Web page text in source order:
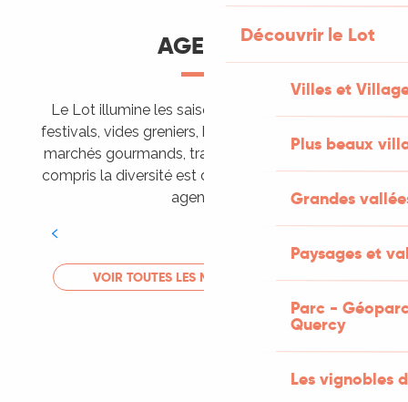
Découvrir le Lot
Villes et
Plus beaux
Grandes
Paysages et
Parc -
Quercy
Les vignobles
AGENDA
Le Lot illumine les saisons de ses animations :
festivals, vides greniers, brocantes, fêtes votives,
marchés gourmands, trails sportifs… Vous l’aurez
compris la diversité est de mise, alors tous à vos
agendas !
LIRE LA SUITE
VOIR TOUTES LES MANIFESTATIONS